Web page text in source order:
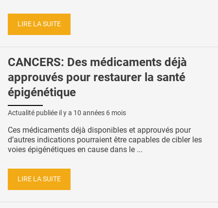
LIRE LA SUITE
CANCERS: Des médicaments déjà
approuvés pour restaurer la santé
épigénétique
Actualité publiée il y a 10 années 6 mois
Ces médicaments déjà disponibles et approuvés pour
d’autres indications pourraient être capables de cibler les
voies épigénétiques en cause dans le ...
LIRE LA SUITE